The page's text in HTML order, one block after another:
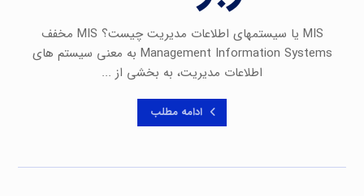
MIS یا سیستمهای اطلاعات مدیریت چیست؟ MIS مخفف
Management Information Systems به معنی سیستم‌ های
اطلاعات مدیریت، به بخشی از ...
ادامه مطلب